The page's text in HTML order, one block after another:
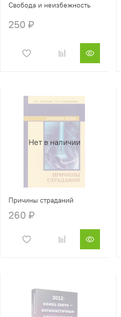
Свобода и неизбежность
250 ₽
Нет в наличии
Причины страданий
260 ₽